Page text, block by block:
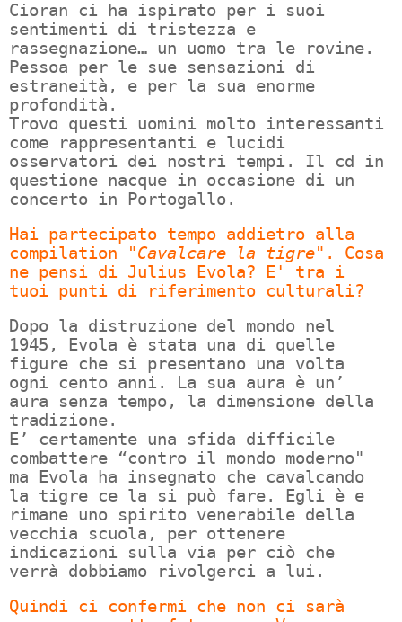
Cioran ci ha ispirato per i suoi
sentimenti di tristezza e
rassegnazione… un uomo tra le rovine.
Pessoa per le sue sensazioni di
estraneità, e per la sua enorme
profondità.
Trovo questi uomini molto interessanti
come rappresentanti e lucidi
osservatori dei nostri tempi. Il cd in
questione nacque in occasione di un
concerto in Portogallo.
Hai partecipato tempo addietro alla
compilation
"Cavalcare la tigre" . Cosa
ne pensi di Julius Evola? E' tra i
tuoi punti di riferimento culturali?
Dopo la distruzione del mondo nel
1945, Evola è stata una di quelle
figure che si presentano una volta
ogni cento anni. La sua aura è un’
aura senza tempo, la dimensione della
tradizione.
E’ certamente una sfida difficile
combattere “contro il mondo moderno"
ma Evola ha insegnato che cavalcando
la tigre ce la si può fare. Egli è e
rimane uno spirito venerabile della
vecchia scuola, per ottenere
indicazioni sulla via per ciò che
verrà dobbiamo rivolgerci a lui.
Quindi ci confermi che non ci sarà